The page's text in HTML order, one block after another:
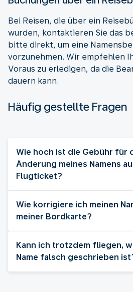
Bei Reisen, die über ein
wurden, kontaktieren Sie das
bitte direkt, um eine
vorzunehmen. Wir empfehlen
Voraus zu erledigen, da die
dauern kann.
Häufig gestellte Fragen
Wie hoch ist die Gebühr für
Änderung meines Namens
Flugticket?
Wie korrigiere ich meinen
meiner Bordkarte?
Kann ich trotzdem fliegen,
Name falsch geschrieben